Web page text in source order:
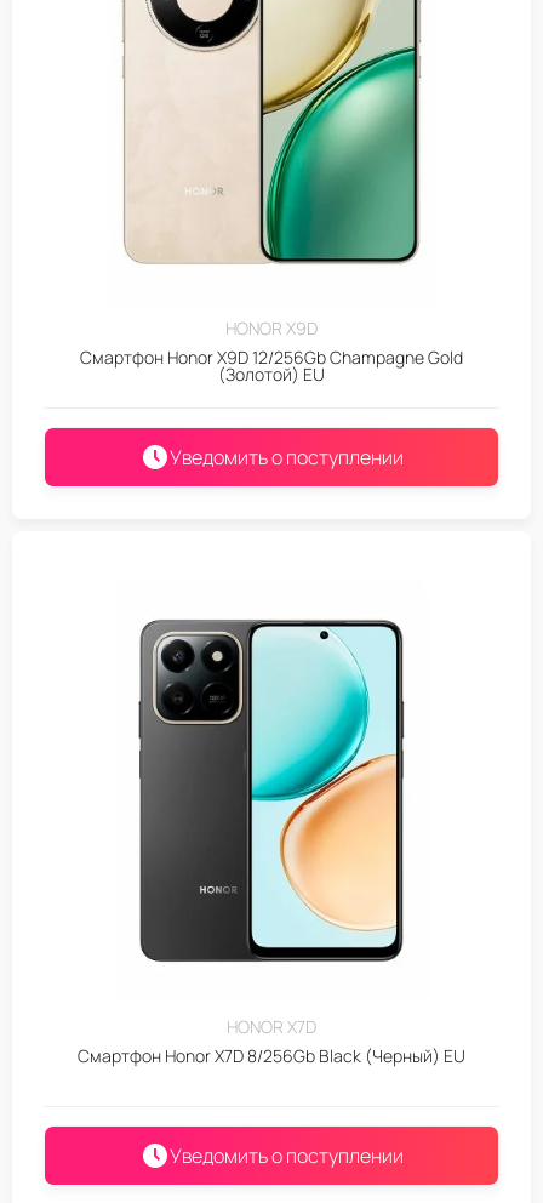
HONOR X9D
Смартфон Honor X9D 12/256Gb Champagne Gold
(Золотой) EU
Уведомить о поступлении
HONOR X7D
Смартфон Honor X7D 8/256Gb Black (Черный) EU
Уведомить о поступлении